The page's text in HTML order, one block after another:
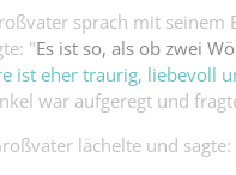
sprach mit seinem
"Es ist so, als ob zwei
ist eher traurig, liebevoll
war aufgeregt und
lächelte und sagte: